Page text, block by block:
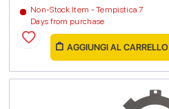
Non-Stock Item - Tempistica 7
Days from purchase
AGGIUNGI AL CARRELLO